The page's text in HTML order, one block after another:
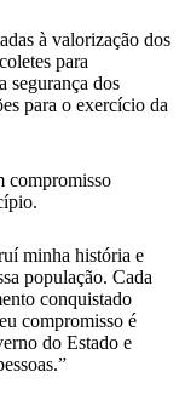
à valorização dos
para
segurança dos
para o exercício da
compromisso
minha história e
população. Cada
conquistado
compromisso é
do Estado e